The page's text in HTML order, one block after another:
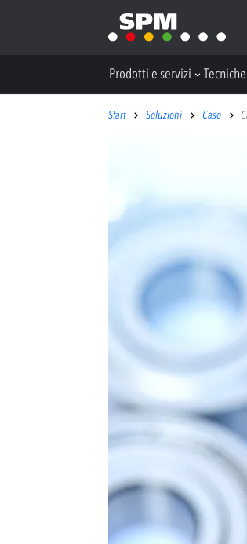
Prodotti e servizi
Start Soluzioni Caso